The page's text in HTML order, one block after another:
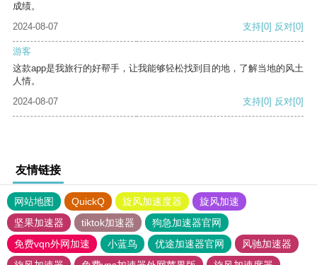
成绩。
2024-08-07
支持[0] 反对[0]
游客
这款app是我旅行的好帮手，让我能够轻松找到目的地，了解当地的风土
人情。
2024-08-07
支持[0] 反对[0]
友情链接
网站地图 QuickQ 旋风加速度器
旋风加速
坚果加速器
tiktok加速器
狗急加速器官网
免费vqn外网加速
小蓝鸟 优途加速器官网
风驰加速器